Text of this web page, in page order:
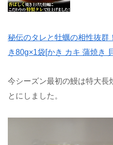
秘伝のタレと牡蠣の相性抜群
き80g×1袋[かき カキ 蒲焼き
今シーズン最初の鰻は特大長
とにしました。